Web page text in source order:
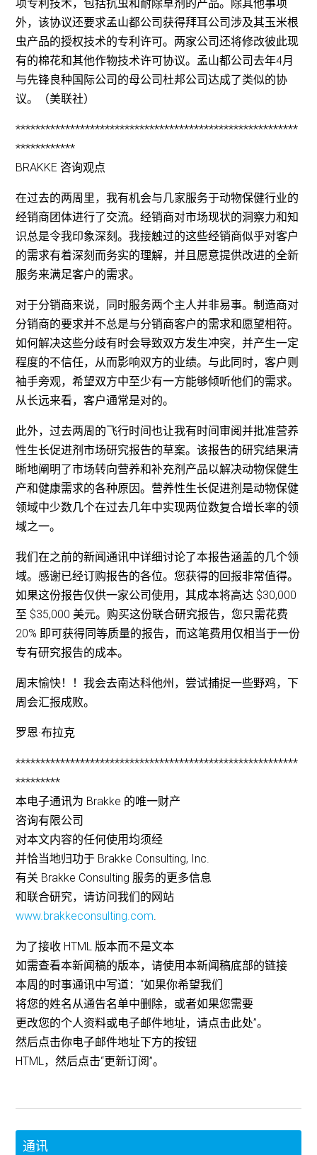
项专利技术，包括抗虫和耐除草剂的产品。除其他事项
外，该协议还要求孟山都公司获得拜耳公司涉及其玉米根
虫产品的授权技术的专利许可。两家公司还将修改彼此现
有的棉花和其他作物技术许可协议。孟山都公司去年4月
与先锋良种国际公司的母公司杜邦公司达成了类似的协
议。（美联社）
*********************************************************
************
BRAKKE 咨询观点
在过去的两周里，我有机会与几家服务于动物保健行业的
经销商团体进行了交流。经销商对市场现状的洞察力和知
识总是令我印象深刻。我接触过的这些经销商似乎对客户
的需求有着深刻而务实的理解，并且愿意提供改进的全新
服务来满足客户的需求。
对于分销商来说，同时服务两个主人并非易事。制造商对
分销商的要求并不总是与分销商客户的需求和愿望相符。
如何解决这些分歧有时会导致双方发生冲突，并产生一定
程度的不信任，从而影响双方的业绩。与此同时，客户则
袖手旁观，希望双方中至少有一方能够倾听他们的需求。
从长远来看，客户通常是对的。
此外，过去两周的飞行时间也让我有时间审阅并批准营养
性生长促进剂市场研究报告的草案。该报告的研究结果清
晰地阐明了市场转向营养和补充剂产品以解决动物保健生
产和健康需求的各种原因。营养性生长促进剂是动物保健
领域中少数几个在过去几年中实现两位数复合增长率的领
域之一。
我们在之前的新闻通讯中详细讨论了本报告涵盖的几个领
域。感谢已经订购报告的各位。您获得的回报非常值得。
如果这份报告仅供一家公司使用，其成本将高达 $30,000
至 $35,000 美元。购买这份联合研究报告，您只需花费
20% 即可获得同等质量的报告，而这笔费用仅相当于一份
专有研究报告的成本。
周末愉快！！我会去南达科他州，尝试捕捉一些野鸡，下
周会汇报成败。
罗恩·布拉克
*********************************************************
*********
本电子通讯为 Brakke 的唯一财产
咨询有限公司
对本文内容的任何使用均须经
并恰当地归功于 Brakke Consulting, Inc.
有关 Brakke Consulting 服务的更多信息
和联合研究，请访问我们的网站
www.brakkeconsulting.com.
为了接收 HTML 版本而不是文本
如需查看本新闻稿的版本，请使用本新闻稿底部的链接
本周的时事通讯中写道：“如果你希望我们
将您的姓名从通告名单中删除，或者如果您需要
更改您的个人资料或电子邮件地址，请点击此处”。
然后点击你电子邮件地址下方的按钮
HTML，然后点击“更新订阅”。
通讯